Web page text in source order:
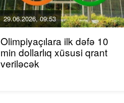
29.06.2026, 09:53
Olimpiyaçılara ilk dəfə 10
min dollarlıq xüsusi qrant
veriləcək